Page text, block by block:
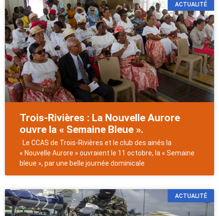
ACTUALITÉ
Trois-Rivières : La Nouvelle Aurore
ouvre la « Semaine Bleue ».
Le CCAS de Trois-Rivières et le club des ainés la
« Nouvelle Aurore » ouvraient le 11 octobre, la « Semaine
bleue », par une belle journée dominicale
ACTUALITÉ